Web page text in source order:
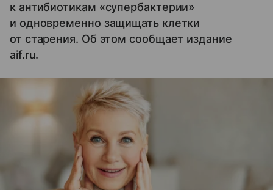
к антибиотикам «супербактерии»
и одновременно защищать клетки
от старения. Об этом сообщает издание
aif.ru.